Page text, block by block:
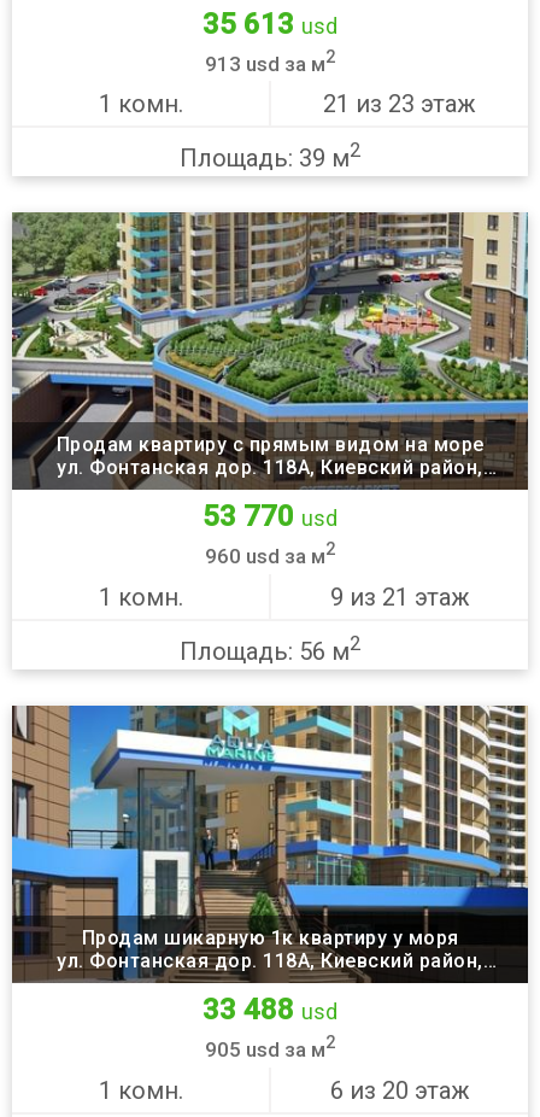
35 613 usd
913 usd за м2
1 комн.
21 из 23 этаж
Площадь: 39 м2
Продам квартиру с прямым видом на море
ул. Фонтанская дор. 118А, Киевский район,
Одесса
53 770 usd
960 usd за м2
1 комн.
9 из 21 этаж
Площадь: 56 м2
Продам шикарную 1к квартиру у моря
ул. Фонтанская дор. 118А, Киевский район,
Одесса
33 488 usd
905 usd за м2
1 комн.
6 из 20 этаж